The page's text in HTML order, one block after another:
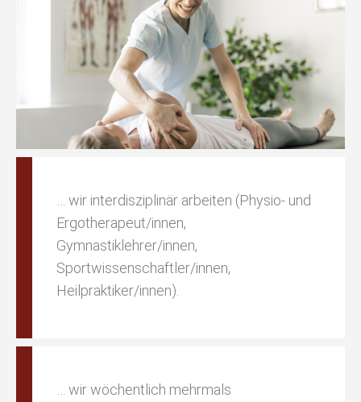
… wir interdisziplinär arbeiten (Physio- und
Ergotherapeut/innen,
Gymnastiklehrer/innen,
Sportwissenschaftler/innen,
Heilpraktiker/innen).
… wir wöchentlich mehrmals